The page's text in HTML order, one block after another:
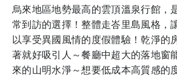
烏來地區地勢最高的雲頂溫泉行館，
常到訪的選擇！整體走峇里島風格，
以享受異國風情的度假體驗！乾淨的
著就好吸引人～餐廳中超大的落地窗
來的山明水淨～想要低成本高質感的